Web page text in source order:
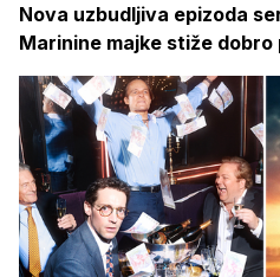
Nova uzbudljiva epizoda
Marinine majke stiže